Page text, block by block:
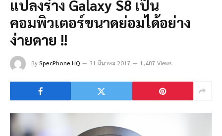
แปลงร่าง Galaxy S8 เป็น
คอมพิวเตอร์ขนาดย่อมได้อย่าง
ง่ายดาย !!
BySpecPhone HQ 31 มีนาคม 2017 1,487 Views